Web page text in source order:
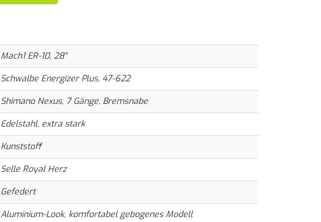
Mach1 ER-10, 28"
Schwalbe Energizer Plus, 47-622
Shimano Nexus, 7 Gänge, Bremsnabe
Edelstahl, extra stark
Kunststoff
Selle Royal Herz
Gefedert
Aluminium-Look, komfortabel gebogenes Modell